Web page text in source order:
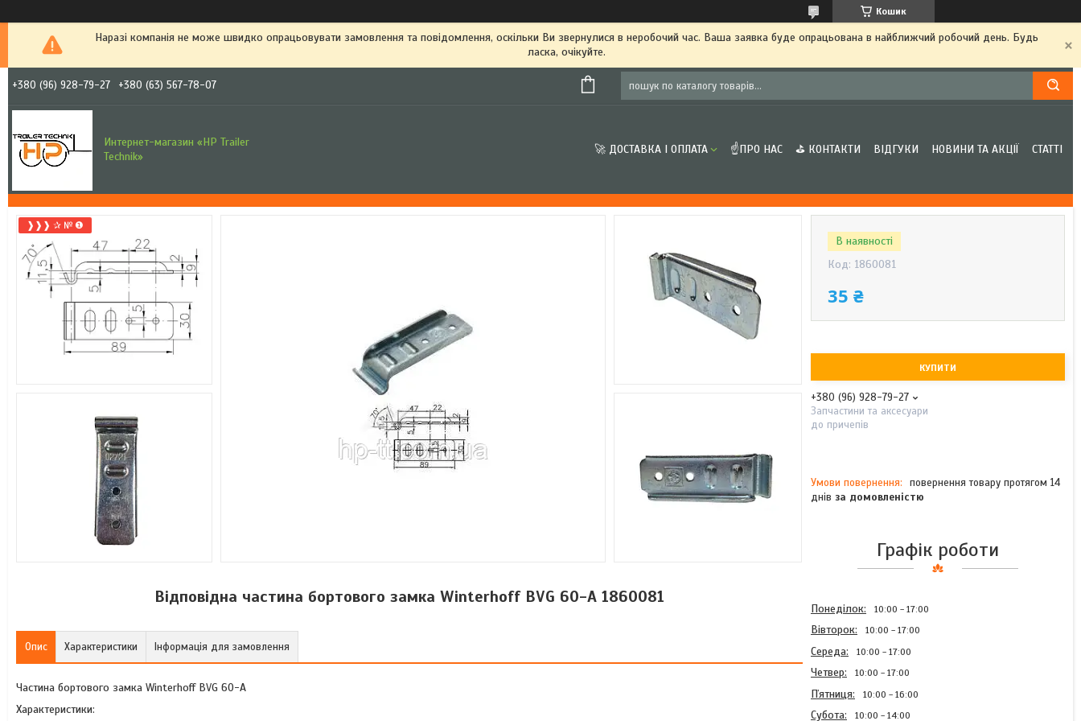
Кошик
Наразі компанія не може швидко опрацьовувати замовлення та повідомлення, оскільки Ви звернулися в неробочий час. Ваша заявка буде опрацьована в найближчий робочий день. Будь
ласка, очікуйте.
+380 (96) 928-79-27 +380 (63) 567-78-07
Интернет-магазин «HP Trailer
Technik»
🚀 ДОСТАВКА І ОПЛАТА ☝ПРО НАС ⛳ КОНТАКТИ ВІДГУКИ НОВИНИ ТА АКЦІЇ СТАТТІ
❱❱❱ ✰ № ❶
Відповідна частина бортового замка Winterhoff BVG 60-A 1860081
Опис Характеристики Інформація для замовлення
Частина бортового замка Winterhoff BVG 60-A
Характеристики:
В наявності
Код: 1860081
35 ₴
КУПИТИ
+380 (96) 928-79-27
Запчастини та аксесуари
до причепів
повернення товару протягом 14
днів за домовленістю
Графік роботи
Понеділок 10:00 17:00
Вівторок 10:00 17:00
Середа 10:00 17:00
Четвер 10:00 17:00
Пʼятниця 10:00 16:00
Субота 10:00 14:00